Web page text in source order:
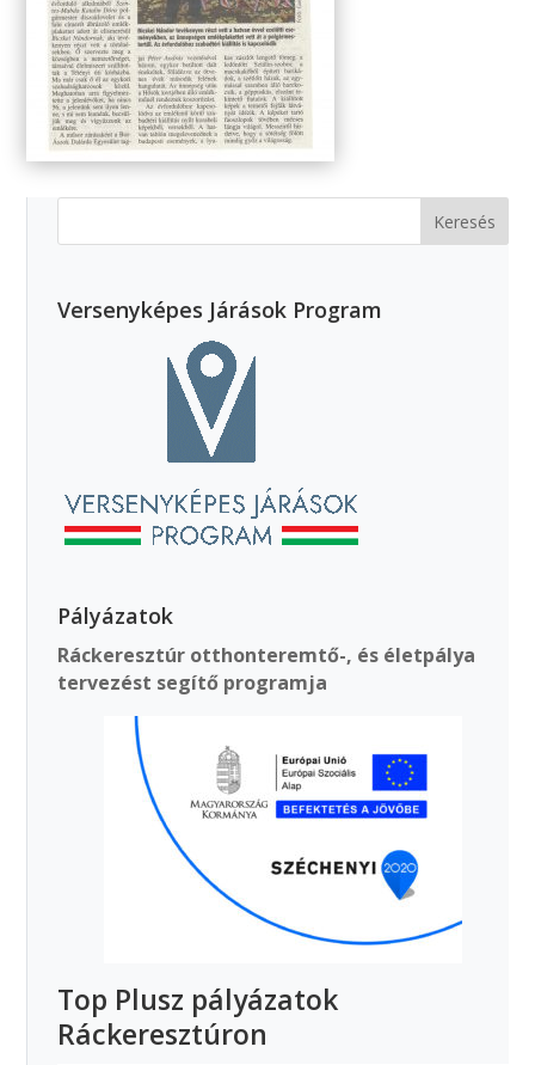
Versenyképes Járások Program
Pályázatok
Ráckeresztúr otthonteremtő-, és életpálya
tervezést segítő programja
Top Plusz pályázatok
Ráckeresztúron